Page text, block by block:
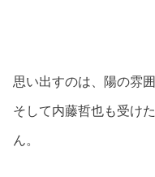
思い出すのは、陽の雰
そして内藤哲也も受け
ん。